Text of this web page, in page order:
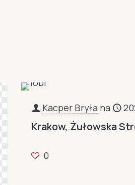
Kacper Bryła na
Krakow, Żułowska
0